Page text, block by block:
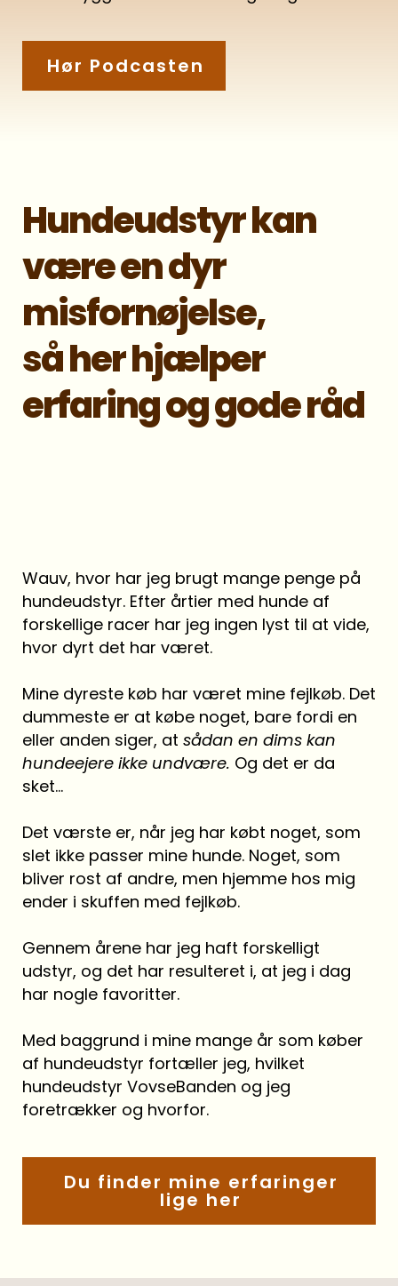
Hør Podcasten
Hundeudstyr kan
være en dyr
misfornøjelse,
så her hjælper
erfaring og gode råd
Wauv, hvor har jeg brugt mange penge på
hundeudstyr. Efter årtier med hunde af
forskellige racer har jeg ingen lyst til at vide,
hvor dyrt det har været.
Mine dyreste køb har været mine fejlkøb. Det
dummeste er at købe noget, bare fordi en
eller anden siger, at sådan en dims kan
hundeejere ikke undvære. Og det er da
sket…
Det værste er, når jeg har købt noget, som
slet ikke passer mine hunde. Noget, som
bliver rost af andre, men hjemme hos mig
ender i skuffen med fejlkøb.
Gennem årene har jeg haft forskelligt
udstyr, og det har resulteret i, at jeg i dag
har nogle favoritter.
Med baggrund i mine mange år som køber
af hundeudstyr fortæller jeg, hvilket
hundeudstyr VovseBanden og jeg
foretrækker og hvorfor.
Du finder mine erfaringer
lige her